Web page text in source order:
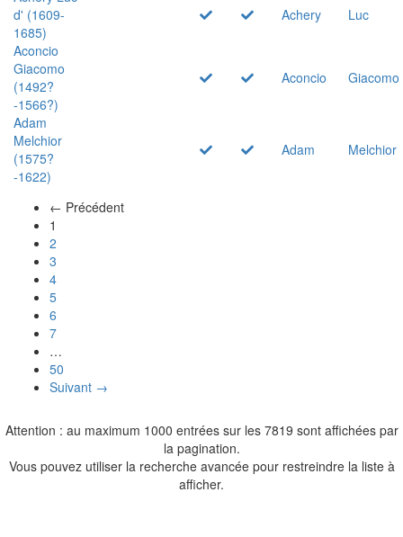
d' (1609-
1685)
Achery
Luc
Aconcio
Giacomo
(1492?
-1566?)
Aconcio Giacomo
Adam
Melchior
(1575?
-1622)
Adam Melchior
← Précédent
1
2
3
4
5
6
7
…
50
Suivant →
Attention : au maximum 1000 entrées sur les 7819 sont affichées par
la pagination.
Vous pouvez utiliser la recherche avancée pour restreindre la liste à
afficher.